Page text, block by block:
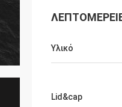
σας και τη VIP
επιχειρήσεις με σας!
Υλικό
Lid&cap